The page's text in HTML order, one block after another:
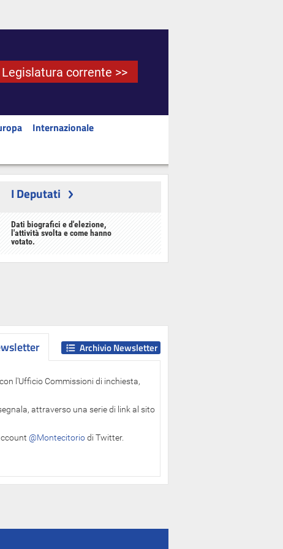
corrente >>
Internazionale
I Deputati
Dati biografici e d'elezione,
l'attività svolta e come hanno
votato.
l'Ufficio Commissioni di inchiesta,
attraverso una serie di link al sito
@Montecitoriodi Twitter.
Archivio Newsletter